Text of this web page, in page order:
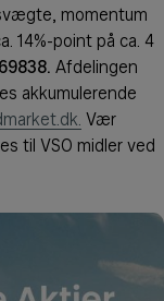
momentum
14%-point på ca. 4
Afdelingen
akkumulerende
Vær
til VSO midler ved